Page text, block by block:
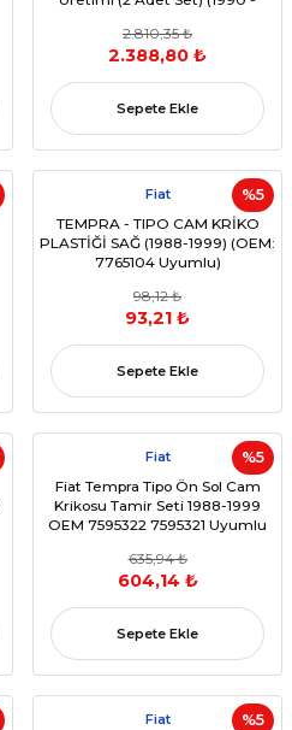
46408943, 46408944 )
2.810,35 ₺
2.388,80 ₺
Sepete Ekle
%5
Fiat
TEMPRA - TIPO CAM KRİKO
PLASTİĞİ SAĞ (1988-1999) (OEM:
7765104 Uyumlu)
98,12 ₺
93,21 ₺
Sepete Ekle
%5
Fiat
Fiat Tempra Tipo Ön Sol Cam
Krikosu Tamir Seti 1988-1999
OEM 7595322 7595321 Uyumlu
635,94 ₺
604,14 ₺
Sepete Ekle
%5
Fiat